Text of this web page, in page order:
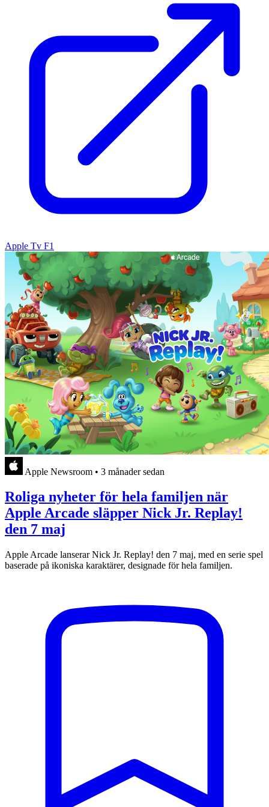
Apple Tv F1
Apple Newsroom • 3 månader sedan
Roliga nyheter för hela familjen när
Apple Arcade släpper Nick Jr. Replay!
den 7 maj
Apple Arcade lanserar Nick Jr. Replay! den 7 maj, med en serie spel
baserade på ikoniska karaktärer, designade för hela familjen.